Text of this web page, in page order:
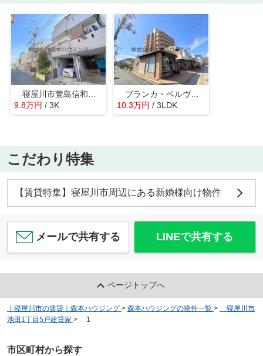
9.8万円 / 3K
ブランカ・ベルヴィル
10.3万円 / 3LDK
こだわり特集
【賃貸特集】寝屋川市周辺にある新婚様向け物件
メールで共有する LINEで共有する
ページトップへ
｜寝屋川市の賃貸｜森本ハウジング > 森本ハウジングの物件一覧 >
寝屋川市
池田1丁目5戸建貸家 > 1
市区町村から探す